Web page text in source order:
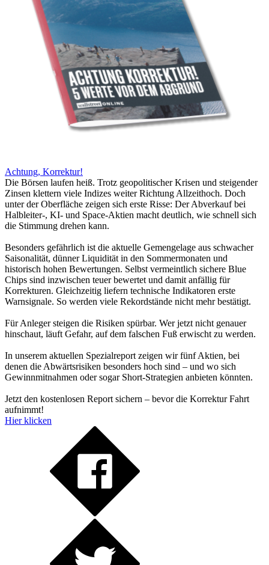
Achtung, Korrektur!
Die Börsen laufen heiß. Trotz geopolitischer Krisen und steigender
Zinsen klettern viele Indizes weiter Richtung Allzeithoch. Doch
unter der Oberfläche zeigen sich erste Risse: Der Abverkauf bei
Halbleiter-, KI- und Space-Aktien macht deutlich, wie schnell sich
die Stimmung drehen kann.
Besonders gefährlich ist die aktuelle Gemengelage aus schwacher
Saisonalität, dünner Liquidität in den Sommermonaten und
historisch hohen Bewertungen. Selbst vermeintlich sichere Blue
Chips sind inzwischen teuer bewertet und damit anfällig für
Korrekturen. Gleichzeitig liefern technische Indikatoren erste
Warnsignale. So werden viele Rekordstände nicht mehr bestätigt.
Für Anleger steigen die Risiken spürbar. Wer jetzt nicht genauer
hinschaut, läuft Gefahr, auf dem falschen Fuß erwischt zu werden.
In unserem aktuellen Spezialreport zeigen wir fünf Aktien, bei
denen die Abwärtsrisiken besonders hoch sind – und wo sich
Gewinnmitnahmen oder sogar Short-Strategien anbieten könnten.
Jetzt den kostenlosen Report sichern – bevor die Korrektur Fahrt
aufnimmt!
Hier klicken